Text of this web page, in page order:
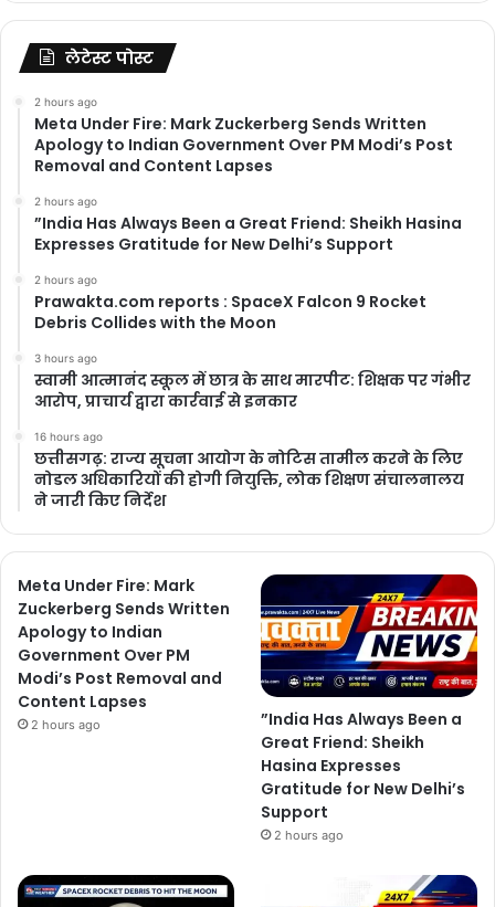
लेटेस्ट पोस्ट
2 hours ago
Meta Under Fire: Mark Zuckerberg Sends Written
Apology to Indian Government Over PM Modi’s Post
Removal and Content Lapses
2 hours ago
​”India Has Always Been a Great Friend: Sheikh Hasina
Expresses Gratitude for New Delhi’s Support
2 hours ago
Prawakta.com reports : SpaceX Falcon 9 Rocket
Debris Collides with the Moon
3 hours ago
स्वामी आत्मानंद स्कूल में छात्र के साथ मारपीट: शिक्षक पर गंभीर
आरोप, प्राचार्य द्वारा कार्रवाई से इनकार
16 hours ago
छत्तीसगढ़: राज्य सूचना आयोग के नोटिस तामील करने के लिए
नोडल अधिकारियों की होगी नियुक्ति, लोक शिक्षण संचालनालय
ने जारी किए निर्देश
Meta Under Fire: Mark
Zuckerberg Sends Written
Apology to Indian
Government Over PM
Modi’s Post Removal and
Content Lapses
2 hours ago
”India Has Always Been a
Great Friend: Sheikh
Hasina Expresses
Gratitude for New Delhi’s
Support
2 hours ago